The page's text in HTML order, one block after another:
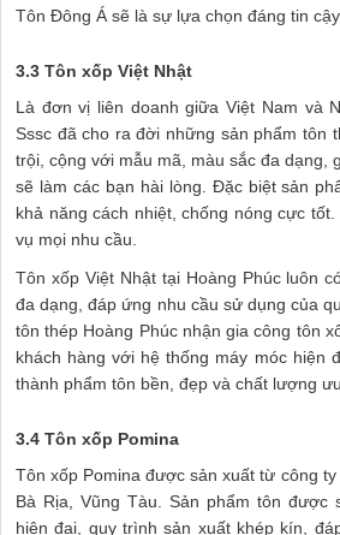
Tôn Đông Á sẽ là sự lựa chọn đáng tin cậy
3.3 Tôn xốp Việt Nhật
Là đơn vị liên doanh giữa Việt Nam và
Sssc đã cho ra đời những sản phẩm tôn
trội, cộng với mẫu mã, màu sắc đa dạng,
sẽ làm các bạn hài lòng. Đặc biệt sản
khả năng cách nhiệt, chống nóng cực
vụ mọi nhu cầu.
Tôn xốp Việt Nhật tại Hoàng Phúc luôn
đa dạng, đáp ứng nhu cầu sử dụng của
tôn thép Hoàng Phúc nhận gia công tôn
khách hàng với hệ thống máy móc hiện
thành phẩm tôn bền, đẹp và chất lượng
3.4 Tôn xốp Pomina
Tôn xốp Pomina được sản xuất từ công
Bà Rịa, Vũng Tàu. Sản phẩm tôn được
hiện đại, quy trình sản xuất khép kín,